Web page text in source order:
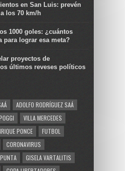
en San Luis: prevén
los 70 km/h
1000 goles: ¿cuántos
para lograr esa meta?
proyectos de
últimos reveses políticos
ADOLFO RODRÍGUEZ SAÁ
VILLA MERCEDES
PONCE
FUTBOL
CORONAVIRUS
GISELA VARTALITIS